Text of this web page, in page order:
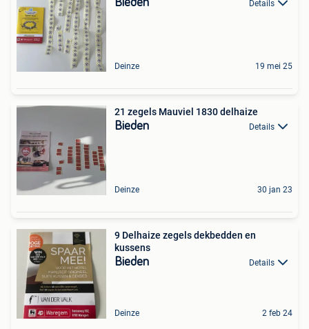
Bieden Details
Deinze 19 mei 25
21 zegels Mauviel 1830 delhaize
Bieden Details
Deinze 30 jan 23
9 Delhaize zegels dekbedden en
kussens
Bieden Details
Deinze 2 feb 24